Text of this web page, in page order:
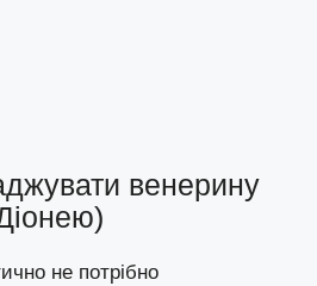
венерину
не потрібно